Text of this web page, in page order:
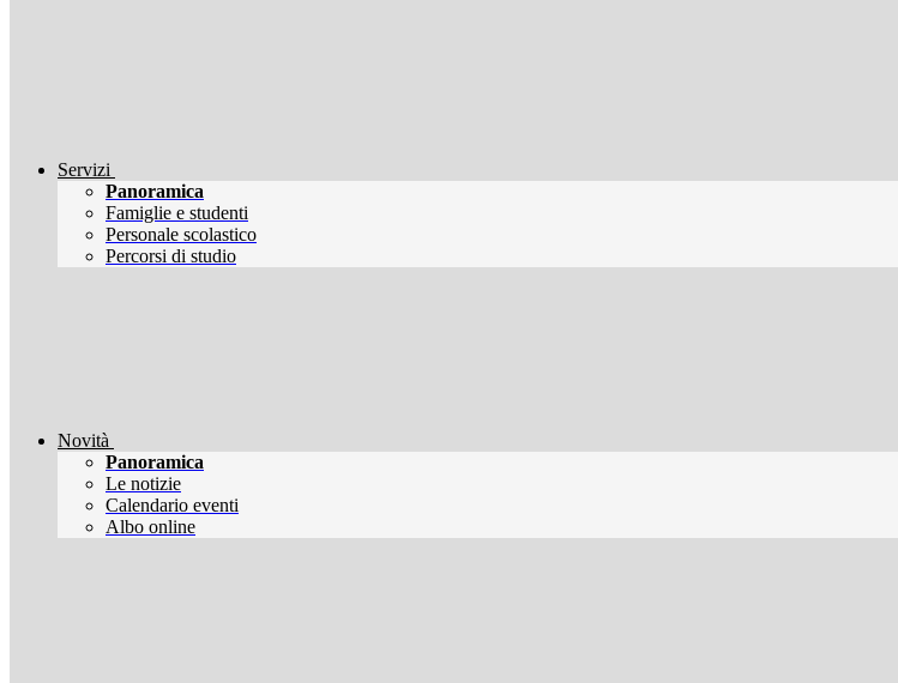
Servizi
Panoramica
Famiglie e studenti
Personale scolastico
Percorsi di studio
Novità
Panoramica
Le notizie
Calendario eventi
Albo online